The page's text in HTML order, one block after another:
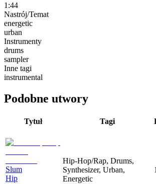
1:44
Nastrój/Temat
energetic
urban
Instrumenty
drums
sampler
Inne tagi
instrumental
Podobne utwory
Tytuł Tagi
Slum
Hip
Hip-Hop/Rap, Drums,
Synthesizer, Urban,
Energetic